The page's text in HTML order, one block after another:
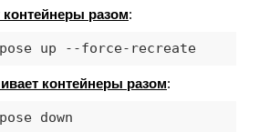
контейнеры разом:
up --force-recreate
контейнеры разом:
down